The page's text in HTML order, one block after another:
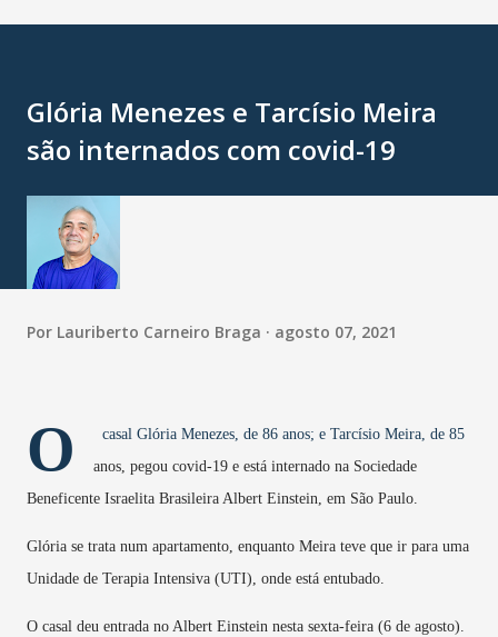
Glória Menezes e Tarcísio Meira
são internados com covid-19
Por Lauriberto Carneiro Braga agosto 07, 2021
O
casal Glória Menezes, de 86 anos; e Tarcísio Meira, de 85
anos, pegou covid-19 e está internado na Sociedade
Beneficente Israelita Brasileira Albert Einstein, em São Paulo.
Glória se trata num apartamento, enquanto Meira teve que ir para uma
Unidade de Terapia Intensiva (UTI), onde está entubado.
O casal deu entrada no Albert Einstein nesta sexta-feira (6 de agosto).